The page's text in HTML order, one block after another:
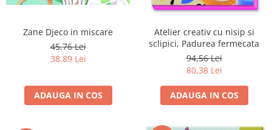
Zane Djeco in miscare
45,76 Lei
38,89 Lei
ADAUGA IN COS
Atelier creativ cu nisip si
sclipici, Padurea fermecata
94,56 Lei
80,38 Lei
ADAUGA IN COS